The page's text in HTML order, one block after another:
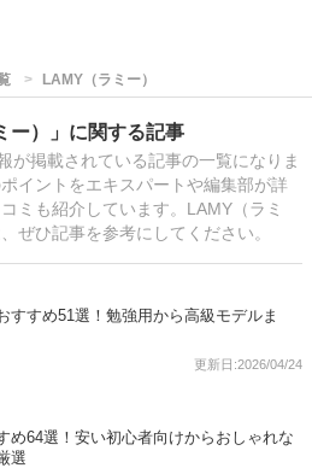
LAMY（ラミー）
ー）」に関する記事
が掲載されている記事の一覧になりま
イントをエキスパートや編集部が詳
ミも紹介しています。LAMY（ラミ
ぜひ記事を参考にしてください。
すすめ51選！勉強用から高級モデルま
更新日:2026/04/24
め64選！安い初心者向けからおしゃれな
選